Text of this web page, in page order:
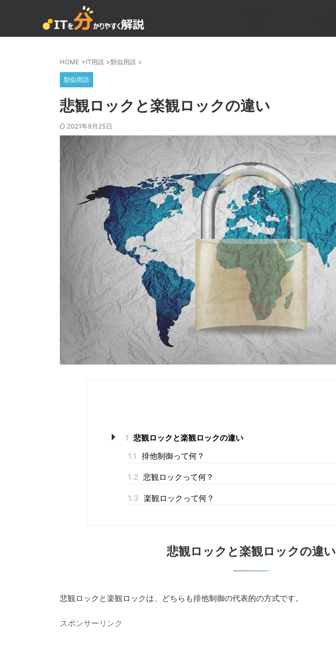
HOME >IT用語 >類似用語 >
類似用語
悲観ロックと楽観ロックの違い
2021年9月25日
1 悲観ロックと楽観ロックの違い
1.1 排他制御って何？
1.2 悲観ロックって何？
1.3 楽観ロックって何？
悲観ロックと楽観ロックの違い
悲観ロックと楽観ロックは、どちらも排他制御の代表的の方式です。
スポンサーリンク